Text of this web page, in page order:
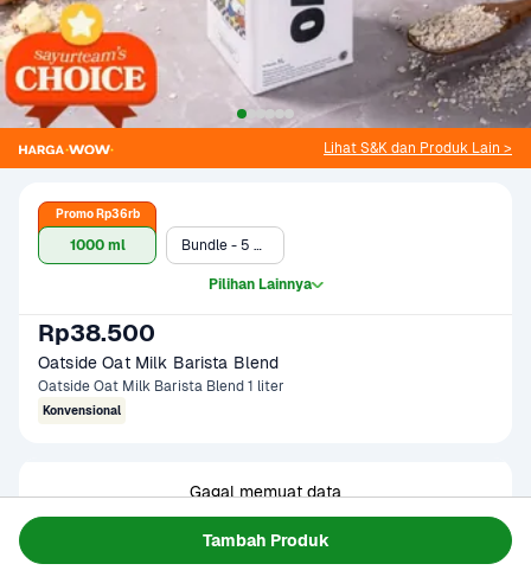
Tambah Produk
Lihat S&K dan Produk Lain >
1000 ml
Promo Rp36rb
Bundle - 5 x Oatside Oat Milk Barista Blend 1 liter
Pilihan Lainnya
Rp38.500
Oatside Oat Milk Barista Blend
Oatside Oat Milk Barista Blend 1 liter
Konvensional
Gagal memuat data
Coba Lagi